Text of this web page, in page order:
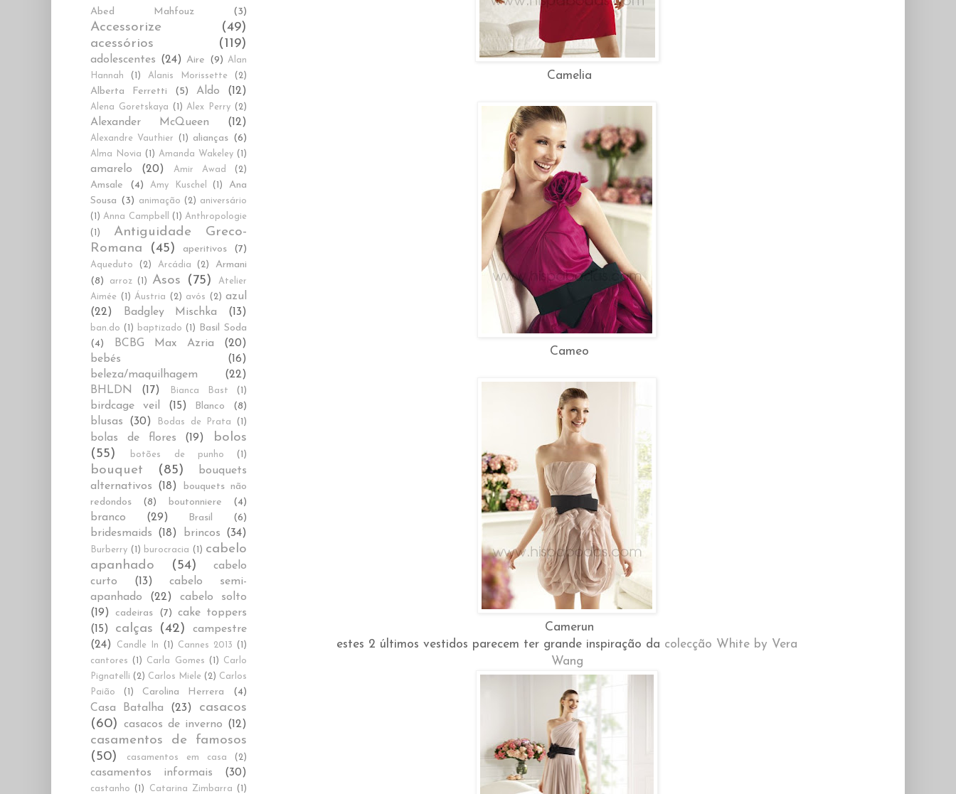
Camelia
Cameo
Camerun
estes 2 últimos vestidos parecem ter grande inspiração da colecção White by Vera
Wang
Abed Mahfouz (3)
Accessorize
(49)
acessórios
(119)
adolescentes (24) Aire (9) Alan
Hannah
(1) Alanis Morissette (2)
Alberta Ferretti (5) Aldo (12)
Alena Goretskaya (1) Alex Perry (2)
Alexander McQueen (12)
Alexandre Vauthier (1) alianças (6)
Alma Novia (1) Amanda Wakeley (1)
amarelo (20) Amir Awad (2)
Amsale (4) Amy Kuschel (1)
Ana
Sousa (3) animação (2) aniversário
(1) Anna Campbell (1) Anthropologie
(1)
Antiguidade Greco-
Romana
(45) aperitivos (7)
Aqueduto (2) Arcádia (2)
Armani
(8)
arroz (1) Asos (75)
Atelier
Aimée
(1) Áustria (2) avós (2) azul
(22)
Badgley Mischka (13)
ban.do (1) baptizado (1)
Basil Soda
(4)
BCBG Max Azria
(20)
bebés
(16)
beleza/maquilhagem
(22)
BHLDN
(17) Bianca Bast (1)
birdcage veil (15) Blanco (8)
blusas (30) Bodas de Prata (1)
bolas de flores (19)
bolos
(55)
botões de punho (1)
bouquet (85)
bouquets
alternativos
(18)
bouquets não
redondos
(8) boutonniere (4)
branco (29) Brasil (6)
bridesmaids (18) brincos (34)
Burberry (1) burocracia (1) cabelo
apanhado
(54)
cabelo
curto
(13)
cabelo semi-
apanhado
(22)
cabelo solto
(19)
cadeiras (7) cake toppers
(15)
calças (42)
campestre
(24)
Candle In (1) Cannes 2013
(1)
cantores
(1) Carla Gomes (1)
Carlo
Pignatelli (2) Carlos Miele (2) Carlos
Paião
(1) Carolina Herrera (4)
Casa Batalha (23)
casacos
(60)
casacos de inverno (12)
casamentos de famosos
(50)
casamentos em casa (2)
casamentos informais (30)
castanho (1) Catarina Zimbarra (1)